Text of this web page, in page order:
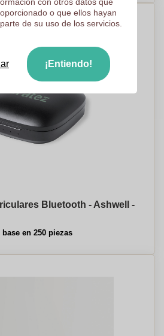
Bluetooth - Ashwell -
base en 250 piezas
o que ellos hayan
de su uso de los servicios.
¡Entiendo!